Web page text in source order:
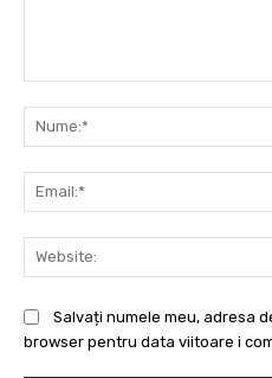
Salvați numele meu, adresa
browser pentru data viitoare i